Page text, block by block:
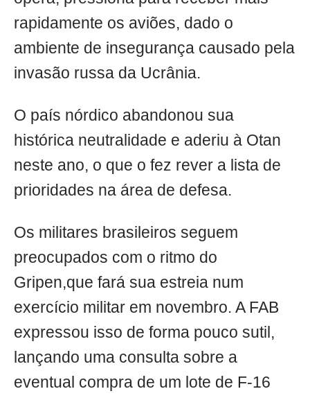
rapidamente os aviões, dado o
ambiente de insegurança causado pela
invasão russa da Ucrânia.
O país nórdico abandonou sua
histórica neutralidade e aderiu à Otan
neste ano, o que o fez rever a lista de
prioridades na área de defesa.
Os militares brasileiros seguem
preocupados com o ritmo do
Gripen,que fará sua estreia num
exercício militar em novembro. A FAB
expressou isso de forma pouco sutil,
lançando uma consulta sobre a
eventual compra de um lote de F-16